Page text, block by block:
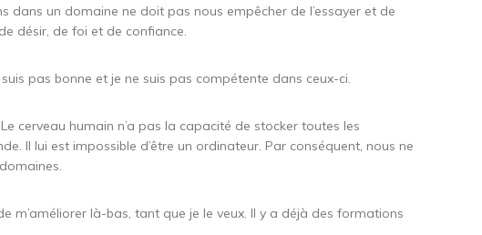
dans un domaine ne doit pas nous empêcher de l’essayer et de
désir, de foi et de confiance.
pas bonne et je ne suis pas compétente dans ceux-ci.
cerveau humain n’a pas la capacité de stocker toutes les
Il lui est impossible d’être un ordinateur. Par conséquent, nous ne
m’améliorer là-bas, tant que je le veux. Il y a déjà des formations